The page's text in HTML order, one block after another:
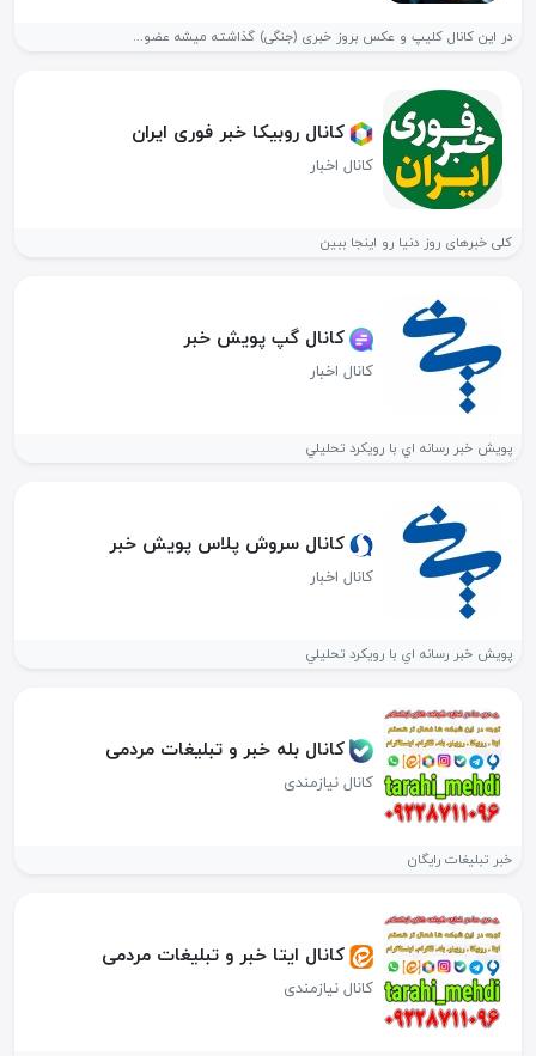
در این کانال کلیپ و عکس بروز خبری (جنگی) گذاشته میشه عضو...
کانال روبیکا خبر فوری ایران
کانال اخبار
کلی خبرهای روز دنیا رو اینجا ببین
کانال گپ پويش خبر
کانال اخبار
پويش خبر رسانه اي با رويكرد تحليلي
کانال سروش پلاس پويش خبر
کانال اخبار
پويش خبر رسانه اي با رويكرد تحليلي
کانال بله خبر و تبلیغات مردمی
کانال نیازمندی
خبر تبلیغات رایگان
کانال ایتا خبر و تبلیغات مردمی
کانال نیازمندی